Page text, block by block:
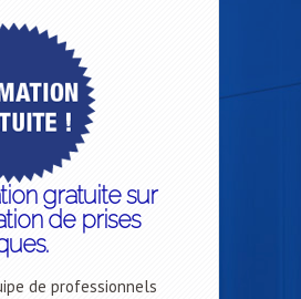
gratuite sur
de prises
de professionnels